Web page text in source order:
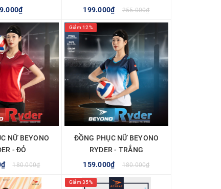
CHỌN
199.000₫
255.000₫
TÙY CHỌN
NỮ BEYONO
- ĐỎ
180.000₫
Giảm 12%
ĐỒNG PHỤC NỮ BEYONO
RYDER - TRẮNG
159.000₫
180.000₫
Giảm 35%